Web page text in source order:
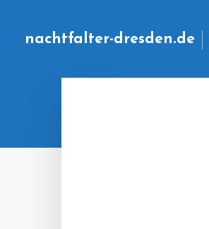
nachtfalter-dresden.de